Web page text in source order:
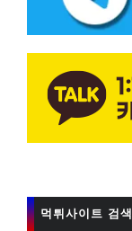
먹튀사이트 검색